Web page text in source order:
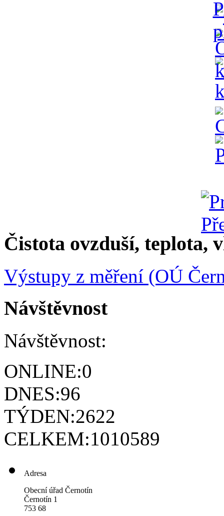
Čistota ovzduší, teplota,
Výstupy z měření (OÚ
Návštěvnost
Návštěvnost:
ONLINE:0
DNES:96
TÝDEN:2622
CELKEM:1010589
Adresa
Obecní úřad Černotín
Černotín 1
753 68